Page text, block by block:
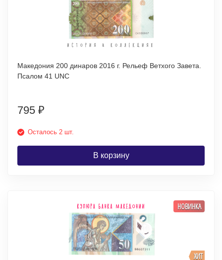
Македония 200 динаров 2016 г. Рельеф Ветхого Завета.
Псалом 41 UNC
795 ₽
Осталось 2 шт.
В корзину
ХИТ
НОВИНКА